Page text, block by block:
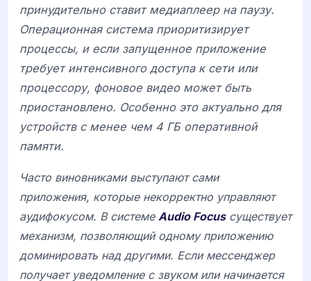
принудительно ставит медиаплеер на паузу.
Операционная система приоритизирует
процессы, и если запущенное приложение
требует интенсивного доступа к сети или
процессору, фоновое видео может быть
приостановлено. Особенно это актуально для
устройств с менее чем 4 ГБ оперативной
памяти.
Часто виновниками выступают сами
приложения, которые некорректно управляют
аудифокусом. В системе Audio Focusсуществует
механизм, позволяющий одному приложению
доминировать над другими. Если мессенджер
получает уведомление с звуком или начинается